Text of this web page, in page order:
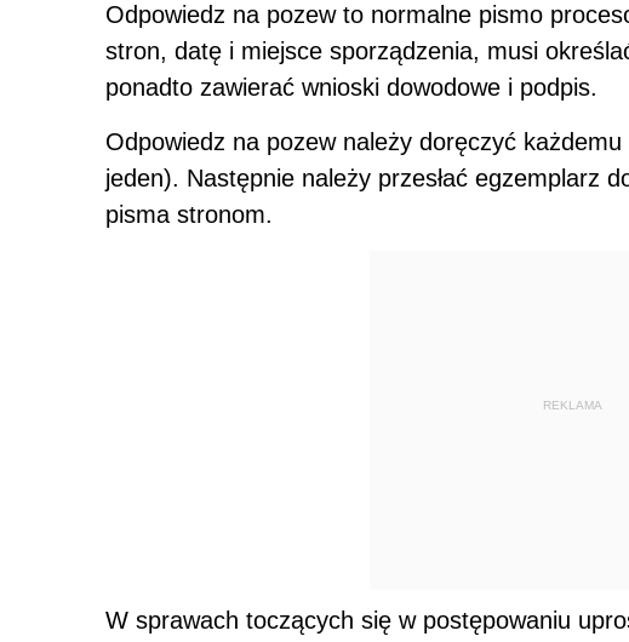
Odpowiedz na pozew to normalne pismo
stron, datę i miejsce sporządzenia, musi
ponadto zawierać wnioski dowodowe i podpis.
Odpowiedz na pozew należy doręczyć
jeden). Następnie należy przesłać egzemplarz
pisma stronom.
REKLAMA
W sprawach toczących się w postępowaniu